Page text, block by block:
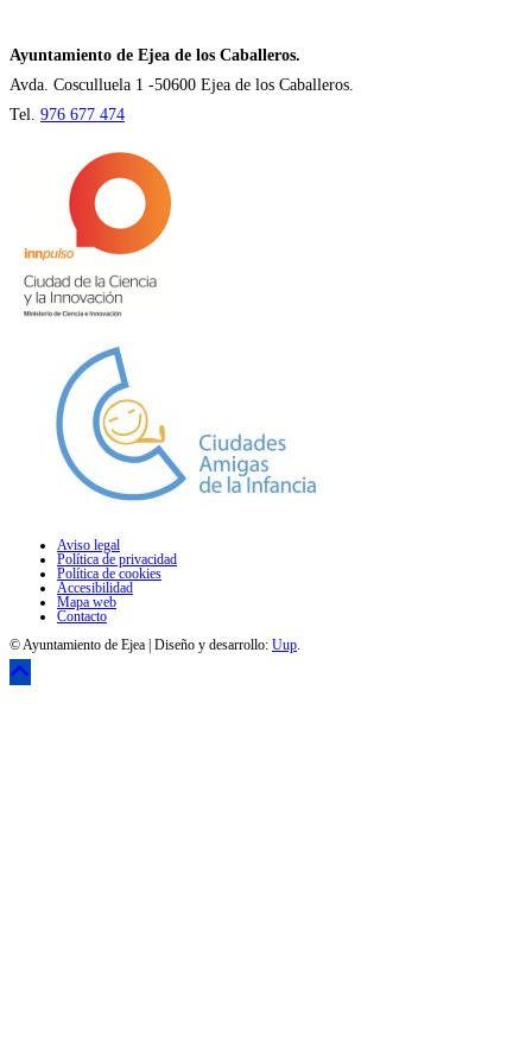
nueva
pestaña
Ayuntamiento de Ejea de los Caballeros.
Avda. Cosculluela 1 -50600 Ejea de los Caballeros.
Tel. 976 677 474
Aviso legal
Política de privacidad
Política de cookies
Accesibilidad
Mapa web
Contacto
© Ayuntamiento de Ejea | Diseño y desarrollo: Uup.